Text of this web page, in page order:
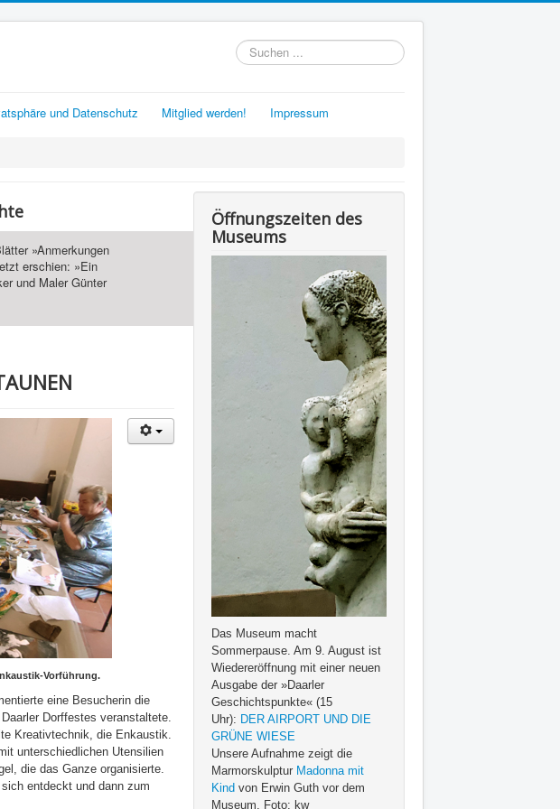
Suchen
...
und Datenschutz Mitglied werden! Impressum
»Anmerkungen
erschien: »Ein
und Maler Günter
Vorführung.
eine Besucherin die
Dorffestes veranstaltete.
Kreativtechnik, die Enkaustik.
unterschiedlichen Utensilien
die das Ganze organisierte.
entdeckt und dann zum
Öffnungszeiten des
Museums
Das Museum macht
Sommerpause. Am 9. August ist
Wiedereröffnung mit einer neuen
Ausgabe der »Daarler
Geschichtspunkte« (15
Uhr): DER AIRPORT UND DIE
GRÜNE WIESE
Unsere Aufnahme zeigt die
Marmorskulptur Madonna mit
Kind von Erwin Guth vor dem
Museum. Foto: kw